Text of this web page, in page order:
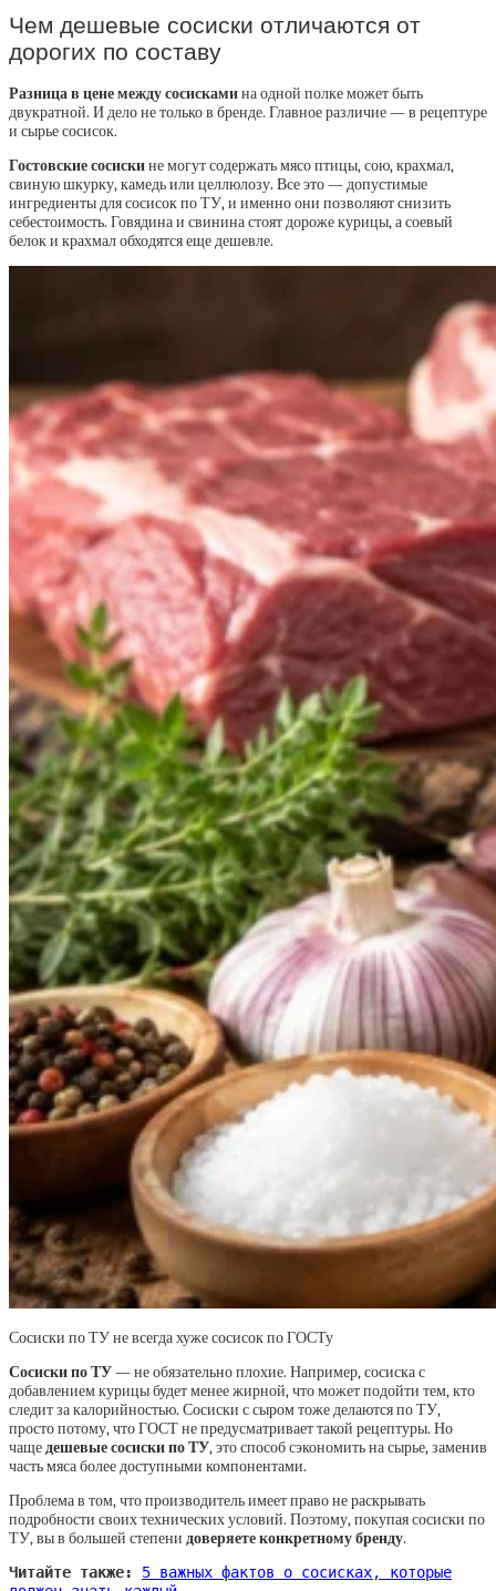
Чем дешевые сосиски отличаются от
дорогих по составу
Разница в цене между сосискамина одной полке может быть
двукратной. И дело не только в бренде. Главное различие — в рецептуре
и сырье сосисок.
Гостовские сосискине могут содержать мясо птицы, сою, крахмал,
свиную шкурку, камедь или целлюлозу. Все это — допустимые
ингредиенты для сосисок по ТУ, и именно они позволяют снизить
себестоимость. Говядина и свинина стоят дороже курицы, а соевый
белок и крахмал обходятся еще дешевле.
Сосиски по ТУ не всегда хуже сосисок по ГОСТу
Сосиски по ТУ— не обязательно плохие. Например, сосиска с
добавлением курицы будет менее жирной, что может подойти тем, кто
следит за калорийностью. Сосиски с сыром тоже делаются по ТУ,
просто потому, что ГОСТ не предусматривает такой рецептуры. Но
чащедешевые сосиски по ТУ, это способ сэкономить на сырье, заменив
часть мяса более доступными компонентами.
Проблема в том, что производитель имеет право не раскрывать
подробности своих технических условий. Поэтому, покупая сосиски по
ТУ, вы в большей степени доверяете конкретному бренду.
Читайте также:
5 важных фактов о сосисках, которые